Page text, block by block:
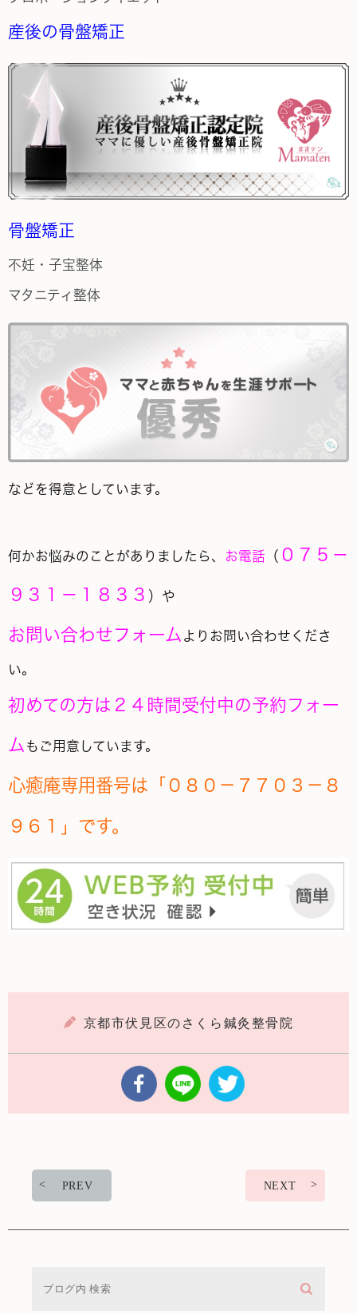
産後の骨盤矯正
骨盤矯正
不妊・子宝整体
マタニティ整体
などを得意としています。
何かお悩みのことがありましたら、 お電話 （ ０７５－
９３１－１８３３ ）や
お問い合わせフォーム よりお問い合わせくださ
い。
初めての方は２４時間受付中の予約フォー
ム もご用意しています。
心癒庵専用番号は「０８０－７７０３－８
９６１」です。
京都市伏見区のさくら鍼灸整骨院
PREV NEXT